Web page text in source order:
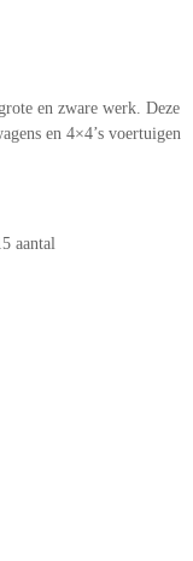
en zware werk. Deze
en 4×4’s voertuigen
aantal